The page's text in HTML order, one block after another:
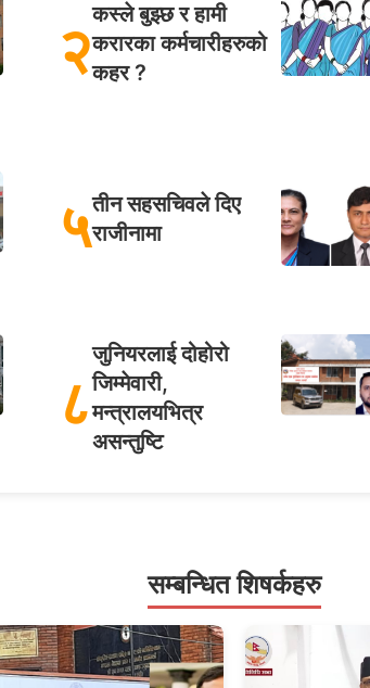
२कस्ले बुझ्छ र हामी
करारका कर्मचारीहरुको
कहर ?
५तीन सहसचिवले दिए
राजीनामा
८
जुनियरलाई दोहोरो
जिम्मेवारी,
मन्त्रालयभित्र
असन्तुष्टि
सम्बन्धित शिषर्कहरु